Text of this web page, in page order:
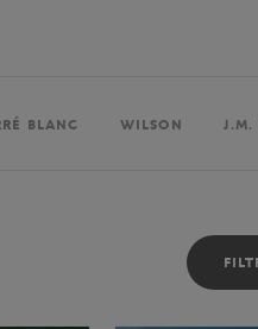
BLANC WILSON J.M.